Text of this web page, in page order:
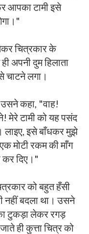
आपका टामी इसे
चित्रकार के
अपनी दुम हिलाता
लगा।
कहा, "वाह!
मेरे टामी को यह पसंद
लाइए, इसे बाँधकर मुझे
मोटी रकम की माँग
दिए।"
को बहुत हँसी
बदला था। उसने
टुकड़ा लेकर रगड़
ही कुत्ता चित्र को